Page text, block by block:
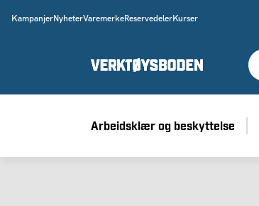
KampanjerNyheterVaremerkeReservedelerKurser
Arbeidsklær og beskyttelse